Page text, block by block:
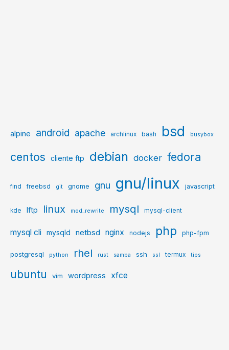
alpine android apache archlinux bash bsd busybox
centos cliente ftp debian docker fedora
find freebsd git gnome gnu gnu/linux javascript
kde lftp linux mod_rewrite mysql mysql-client
mysql cli mysqld netbsd nginx nodejs php php-fpm
postgresql python rhel rust samba ssh ssl termux tips
ubuntu vim wordpress xfce